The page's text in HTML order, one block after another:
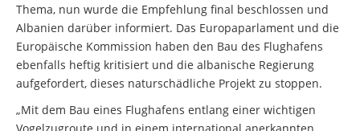
Thema, nun wurde die Empfehlung final beschlossen und
Albanien darüber informiert. Das Europaparlament und die
Europäische Kommission haben den Bau des Flughafens
ebenfalls heftig kritisiert und die albanische Regierung
aufgefordert, dieses naturschädliche Projekt zu stoppen.
„Mit dem Bau eines Flughafens entlang einer wichtigen
Vogelzugroute und in einem international anerkannten